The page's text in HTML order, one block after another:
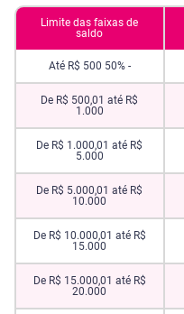
Limite das faixas de
saldo
Até R$ 500 50% -
De R$ 500,01 até R$
1.000
De R$ 1.000,01 até R$
5.000
De R$ 5.000,01 até R$
10.000
De R$ 10.000,01 até R$
15.000
De R$ 15.000,01 até R$
20.000